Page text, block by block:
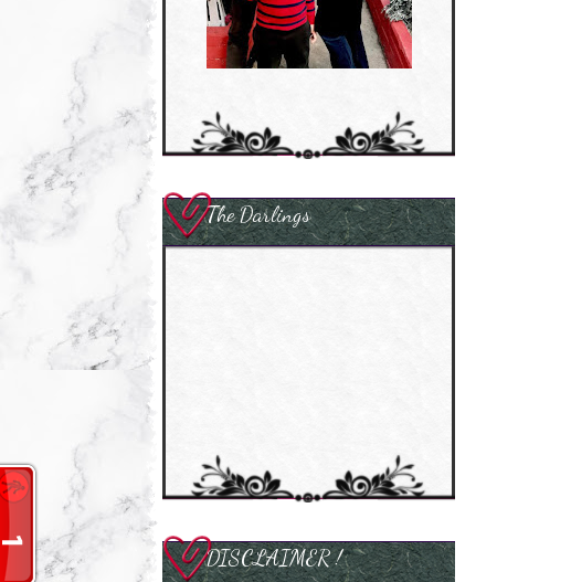
The Darlings
DISCLAIMER !